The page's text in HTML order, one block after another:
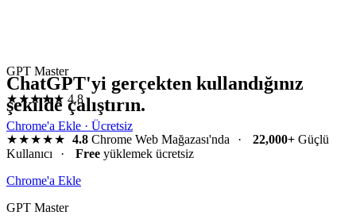
GPT Master
★★★★★ 4.8
Chrome'a Ekle · Ücretsiz
ChatGPT'yi gerçekten kullandığınız
şekilde çalıştırın.
★★★★★ 4.8Chrome Web Mağazası'nda · 22,000+Güçlü
Kullanıcı
· Free yüklemek ücretsiz
Chrome'a Ekle
GPT Master